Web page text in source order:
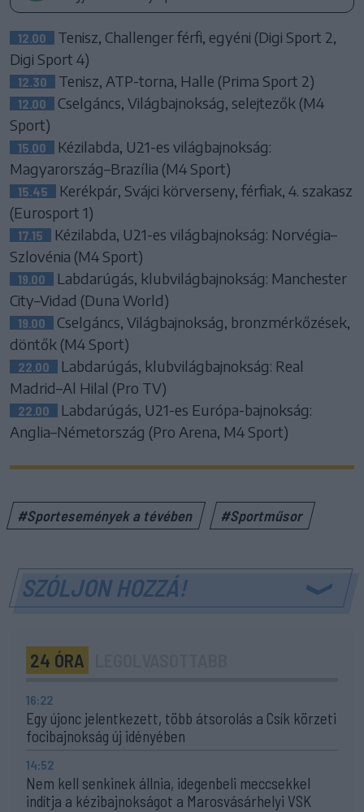
12.00
Tenisz, Challenger férfi, egyéni (Digi Sport 2,
Digi Sport 4)
12.30 Tenisz, ATP-torna, Halle (Prima Sport 2)
12.00
Cselgáncs, Világbajnokság, selejtezők (M4
Sport)
15.00
Kézilabda, U21-es világbajnokság:
Magyarország–Brazília (M4 Sport)
15.45
Kerékpár, Svájci körverseny, férfiak, 4. szakasz
(Eurosport 1)
17.15
Kézilabda, U21-es világbajnokság: Norvégia–
Szlovénia (M4 Sport)
19.00
Labdarúgás, klubvilágbajnokság: Manchester
City–Vidad (Duna World)
19.00
Cselgáncs, Világbajnokság, bronzmérkőzések,
döntők (M4 Sport)
22.00
Labdarúgás, klubvilágbajnokság: Real
Madrid–Al Hilal (Pro TV)
22.00
Labdarúgás, U21-es Európa-bajnokság:
Anglia–Németország (Pro Arena, M4 Sport)
#Sportesemények a tévében #Sportműsor
SZÓLJON HOZZÁ!
24 ÓRA
16:22
Egy újonc jelentkezett, több átsorolás a Csík körzeti
focibajnokság új idényében
14:52
Nem kell senkinek állnia, idegenbeli meccsekkel
indítja a kézibajnokságot a Marosvásárhelyi VSK